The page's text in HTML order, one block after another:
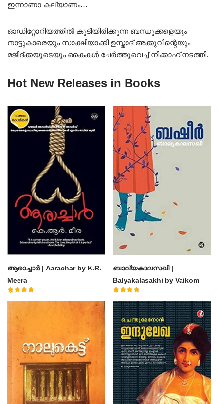
ഇന്നാണാ കല്യാണം…
ഓഡിറ്റോറിയത്തിൽ കൂടിയിരിക്കുന്ന ബന്ധുക്കളെയും
നാട്ടുകാരെയും സാക്ഷിയാക്കി ഉസ്താദ് അക്കുവിന്റെയും
മജീദ്ക്കയുടെയും കൈകൾ ചേർത്തുവെച്ച് നിക്കാഹ് നടത്തി.
Hot New Releases in Books
ആരാച്ചാര്‍ | Aarachar by K.R.
Meera
ബാല്യകാലസഖി |
Balyakalasakhi by Vaikom
Muhammad Basheer
4.60
out of 5